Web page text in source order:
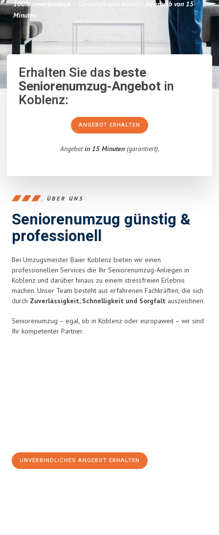
100% unverbindlich – Garantiert eine Antwort innerhalb von 15
Minuten.
Erhalten Sie dasbeste
Seniorenumzug-Angebot in
Koblenz:
ANGEBOT ERHALTEN
Angebotin 15 Minuten(garantiert).
ÜBER UNS
Seniorenumzug günstig &
professionell
Bei Umzugsmeister Baier Koblenz bieten wir einen
professionellen Services die Ihr Seniorenumzug-Anliegen in
Koblenz und darüber hinaus zu einem stressfreien Erlebnis
machen. Unser Team besteht aus erfahrenen Fachkräften, die sich
durch Zuverlässigkeit, Schnelligkeit und Sorgfalt auszeichnen.
Seniorenumzug – egal, ob in Koblenz oder europaweit – wir sind
Ihr kompetenter Partner.
UNVERBINDLICHES ANGEBOT ERHALTEN